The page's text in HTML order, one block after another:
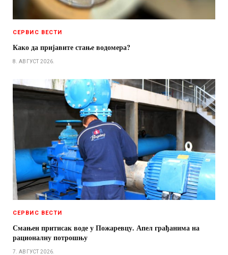
СЕРВИС ВЕСТИ
Како да пријавите стање водомера?
8. АВГУСТ 2026.
СЕРВИС ВЕСТИ
Смањен притисак воде у Пожаревцу. Апел грађанима на
рационалну потрошњу
7. АВГУСТ 2026.